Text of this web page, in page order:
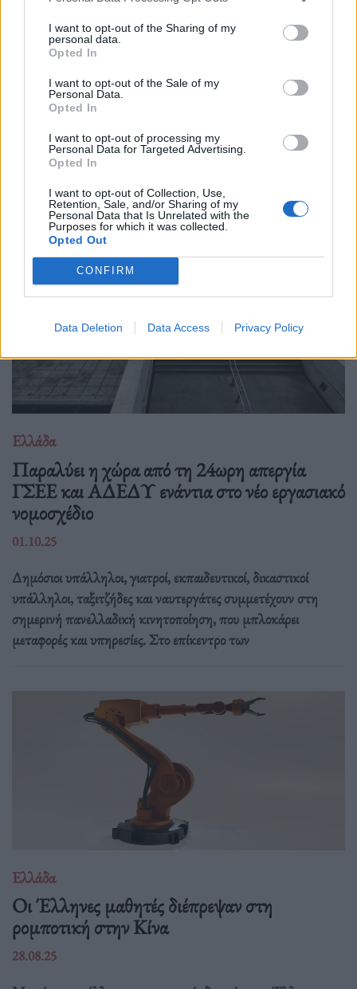
I want to opt-out of the Sharing of my
personal data.
Opted In
I want to opt-out of the Sale of my
Personal Data.
Opted In
I want to opt-out of processing my
Personal Data for Targeted Advertising.
Opted In
I want to opt-out of Collection, Use,
Retention, Sale, and/or Sharing of my
Personal Data that Is Unrelated with the
Purposes for which it was collected.
Opted Out
CONFIRM
Data Deletion Data Access Privacy Policy
Ελλάδα
Ώρα να μπερδευτούμε ξανά: Γυρίζουμε τα
ρολόγια μία ώρα πίσω γιατί… έτσι συνηθίσαμε
16.10.25
Την Κυριακή 26 Οκτωβρίου, στις 04:00 τα ξημερώματα, θα
ξαναζήσουμε το πιο παράλογο ευρωπαϊκό ραντεβού με τον
"εξοικονομήσουμε ενέργεια".
Ελλάδα
Παραλύει η χώρα από τη 24ωρη απεργία
ΓΣΕΕ και ΑΔΕΔΥ ενάντια στο νέο εργασιακό
νομοσχέδιο
01.10.25
Δημόσιοι υπάλληλοι, γιατροί, εκπαιδευτικοί, δικαστικοί
υπάλληλοι, ταξιτζήδες και ναυτεργάτες συμμετέχουν στη
σημερινή πανελλαδική κινητοποίηση, που μπλοκάρει
μεταφορές και υπηρεσίες. Στο επίκεντρο των
Ελλάδα
Οι Έλληνες μαθητές διέπρεψαν στη
ρομποτική στην Κίνα
28.08.25